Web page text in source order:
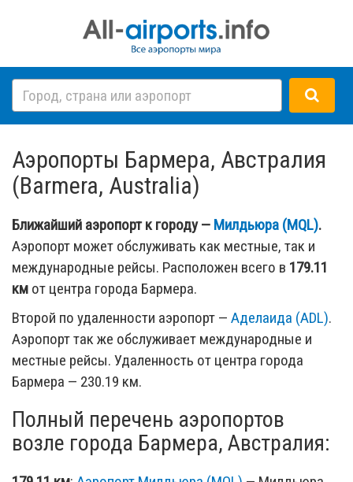
Аэропорты Бармера, Австралия
(Barmera, Australia)
Ближайший аэропорт к городу — Милдьюра (MQL).
Аэропорт может обслуживать как местные, так и
международные рейсы. Расположен всего в 179.11
км от центра города Бармера.
Второй по удаленности аэропорт — Аделаида (ADL).
Аэропорт так же обслуживает международные и
местные рейсы. Удаленность от центра города
Бармера — 230.19 км.
Полный перечень аэропортов
возле города Бармера, Австралия: